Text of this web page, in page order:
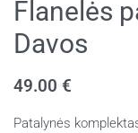
Flanelės
Davos
49.00 €
Patalynės